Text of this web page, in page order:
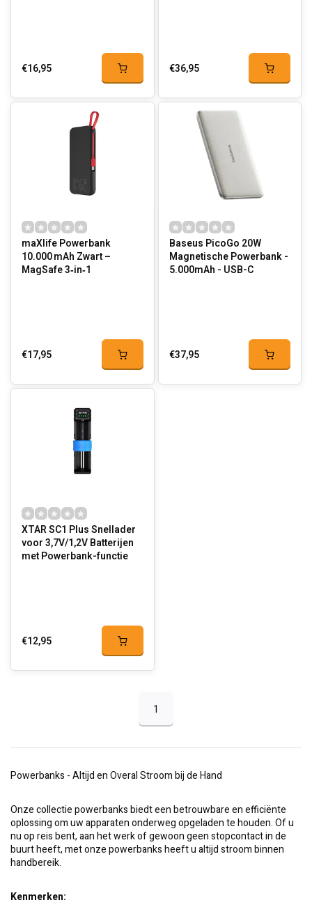
€16,95 €36,95
maXlife Powerbank
10.000 mAh Zwart –
MagSafe 3‑in‑1
€17,95
Baseus PicoGo 20W
Magnetische Powerbank -
5.000mAh - USB-C
€37,95
XTAR SC1 Plus Snellader
voor 3,7V/1,2V Batterijen
met Powerbank-functie
€12,95
1
Powerbanks - Altijd en Overal Stroom bij de Hand
Onze collectie powerbanks biedt een betrouwbare en efficiënte
oplossing om uw apparaten onderweg opgeladen te houden. Of u
nu op reis bent, aan het werk of gewoon geen stopcontact in de
buurt heeft, met onze powerbanks heeft u altijd stroom binnen
handbereik.
Kenmerken: